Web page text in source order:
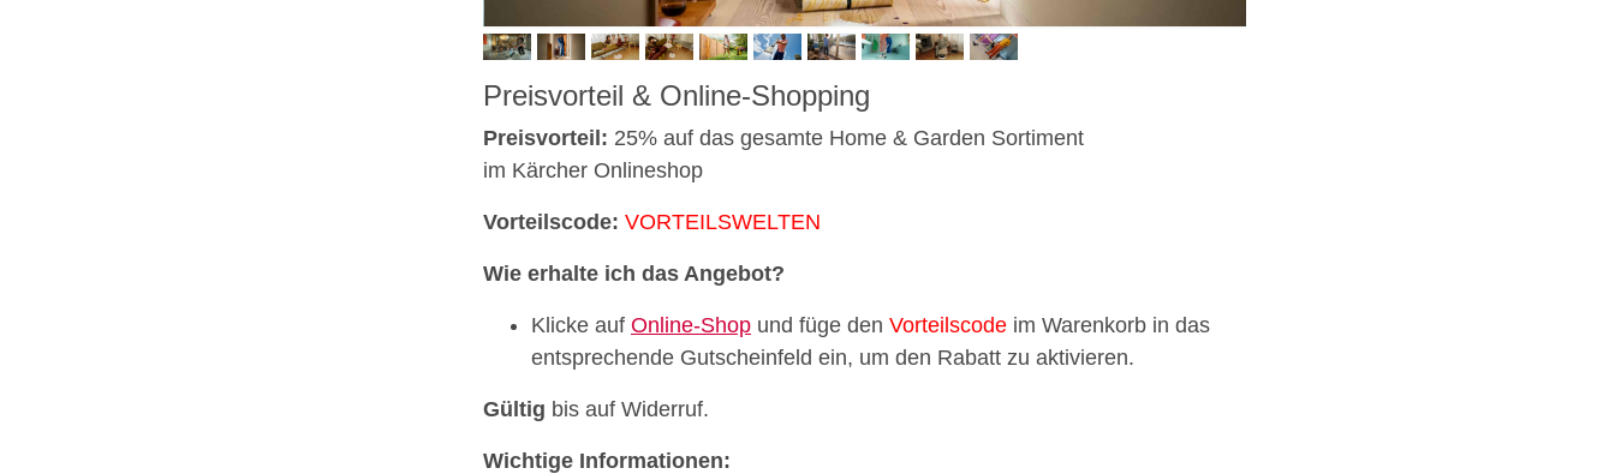
Preisvorteil & Online-Shopping
Preisvorteil: 25% auf das gesamte Home & Garden Sortiment
im Kärcher Onlineshop
Vorteilscode: VORTEILSWELTEN
Wie erhalte ich das Angebot?
Klicke auf Online-Shop und füge den Vorteilscode im Warenkorb in das
entsprechende Gutscheinfeld ein, um den Rabatt zu aktivieren.
Gültig bis auf Widerruf.
Wichtige Informationen: